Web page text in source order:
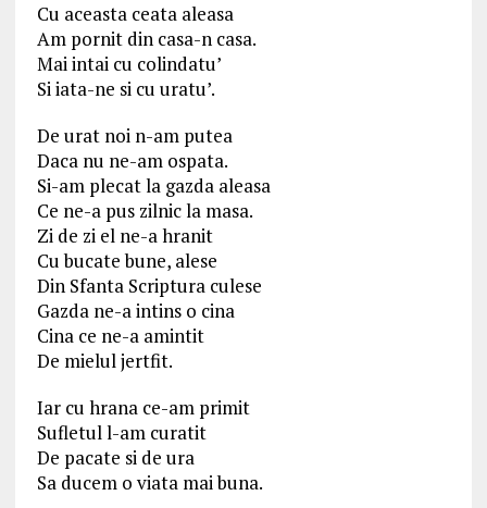
Cu aceasta ceata aleasa
Am pornit din casa-n casa.
Mai intai cu colindatu’
Si iata-ne si cu uratu’.
De urat noi n-am putea
Daca nu ne-am ospata.
Si-am plecat la gazda aleasa
Ce ne-a pus zilnic la masa.
Zi de zi el ne-a hranit
Cu bucate bune, alese
Din Sfanta Scriptura culese
Gazda ne-a intins o cina
Cina ce ne-a amintit
De mielul jertfit.
Iar cu hrana ce-am primit
Sufletul l-am curatit
De pacate si de ura
Sa ducem o viata mai buna.